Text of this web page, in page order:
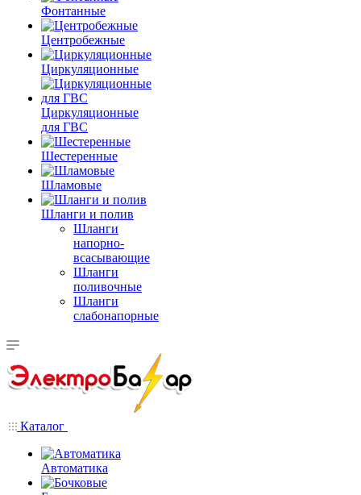
Фонтанные
Центробежные
Циркуляционные
Циркуляционные
для ГВС
Шестеренные
Шламовые
Шланги и полив
Шланги
напорно-
всасывающие
Шланги
поливочные
Шланги
слабонапорные
Каталог
Автоматика